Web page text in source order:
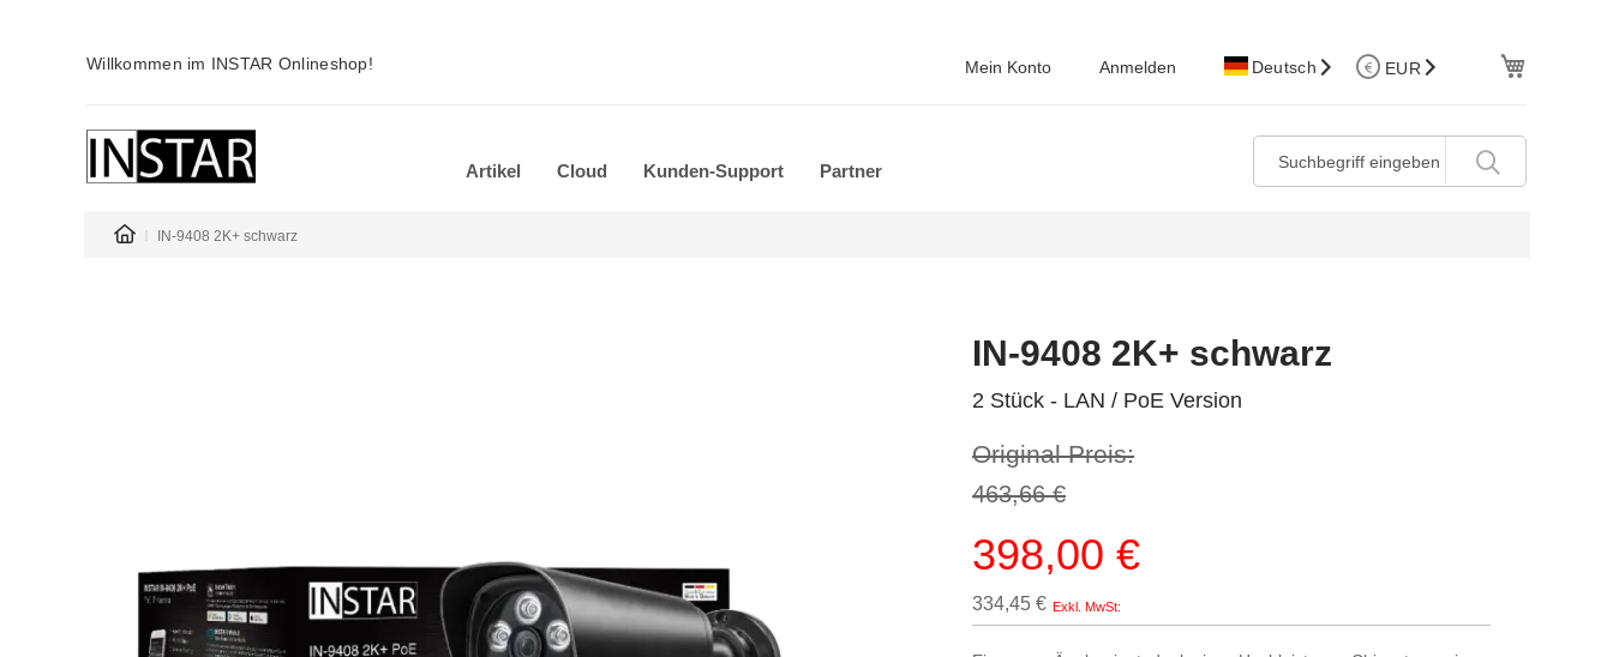
Willkommen im INSTAR Onlineshop! Mein Konto Anmelden Deutsch EUR
Artikel Cloud Kunden-Support Partner
IN-9408 2K+ schwarz
IN-9408 2K+ schwarz
2 Stück - LAN / PoE Version
Original Preis:
463,66 €
Sonderpreis
398,00 €
334,45 €